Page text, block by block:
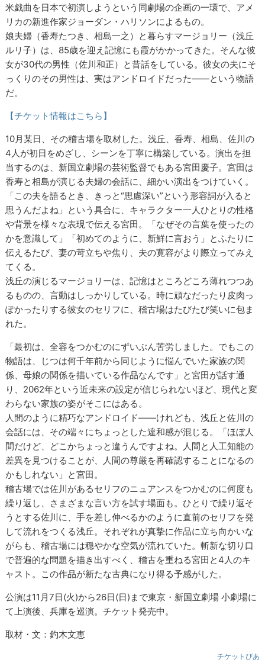
米戯曲を日本で初演しようという同劇場の企画の一環で、アメ
リカの新進作家ジョーダン・ハリソンによるもの。
娘夫婦（香寿たつき、相島一之）と暮らすマージョリー（浅丘
ルリ子）は、85歳を迎え記憶にも霞がかかってきた。そんな彼
女が30代の男性（佐川和正）と昔話をしている。彼女の夫にそ
っくりのその男性は、実はアンドロイドだった――という物語
だ。
【チケット情報はこちら】
10月某日、その稽古場を取材した。浅丘、香寿、相島、佐川の
4人が初日をめざし、シーンを丁寧に構築している。演出を担
当するのは、新国立劇場の芸術監督でもある宮田慶子。宮田は
香寿と相島が演じる夫婦の会話に、細かい演出をつけていく。
「この夫を語るとき、きっと“思慮深い”という形容詞が入ると
思うんだよね」という具合に、キャラクター一人ひとりの性格
や背景を様々な表現で伝える宮田。「なぜその言葉を使ったの
かを意識して」「初めてのように、新鮮に言おう」とふたりに
伝えるたび、妻の苛立ちや焦り、夫の寛容がより際立ってみえ
てくる。
浅丘の演じるマージョリーは、記憶はところどころ薄れつつあ
るものの、言動はしっかりしている。時に頑なだったり皮肉っ
ぽかったりする彼女のセリフに、稽古場はたびたび笑いに包ま
れた。
「最初は、全容をつかむのにずいぶん苦労しました。でもこの
物語は、じつは何千年前から同じように悩んでいた家族の関
係、母娘の関係を描いている作品なんです」と宮田が話す通
り、2062年という近未来の設定が信じられないほど、現代と変
わらない家族の姿がそこにはある。
人間のように精巧なアンドロイド――けれども、浅丘と佐川の
会話には、その端々にちょっとした違和感が混じる。「ほぼ人
間だけど、どこかちょっと違うんですよね。人間と人工知能の
差異を見つけることが、人間の尊厳を再確認することになるの
かもしれない」と宮田。
稽古場では佐川があるセリフのニュアンスをつかむのに何度も
繰り返し、さまざまな言い方を試す場面も。ひとりで繰り返そ
うとする佐川に、手を差し伸べるかのように直前のセリフを発
して流れをつくる浅丘。それぞれが真摯に作品に立ち向かいな
がらも、稽古場には穏やかな空気が流れていた。斬新な切り口
で普遍的な問題を描き出すべく、稽古を重ねる宮田と4人のキ
ャスト。この作品が新たな古典になり得る予感がした。
公演は11月7日(火)から26日(日)まで東京・新国立劇場 小劇場に
て上演後、兵庫を巡演。チケット発売中。
取材・文：釣木文恵
チケットぴあ